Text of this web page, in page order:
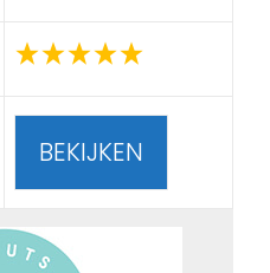
BEKIJKEN